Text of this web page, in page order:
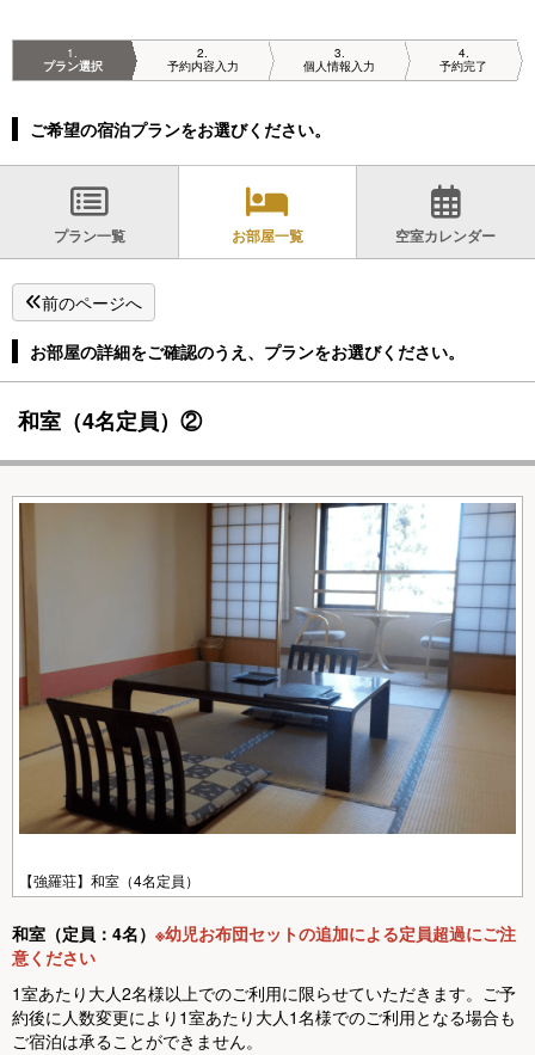
1
プラン選択
2
予約内容入力
3
個人情報入力
4
予約完了
ご希望の宿泊プランをお選びください。
プラン一覧 お部屋一覧 空室カレンダー
前のページへ
お部屋の詳細をご確認のうえ、プランをお選びください。
和室（4名定員）②
【強羅荘】和室（4名定員）
和室（定員：4名） ※幼児お布団セットの追加による定員超過にご注
意ください
1室あたり大人2名様以上でのご利用に限らせていただきます。ご予
約後に人数変更により1室あたり大人1名様でのご利用となる場合も
ご宿泊は承ることができません。